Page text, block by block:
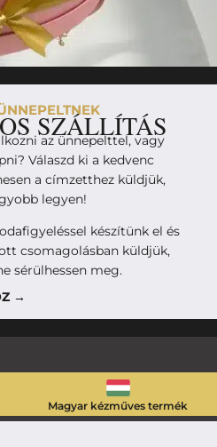
SZÁLLÍTÁS
az ünnepelttel, vagy
Válaszd ki a kedvenc
a címzetthez küldjük,
legyen!
készítünk el és
csomagolásban küldjük,
sérülhessen meg.
→
Magyar kézműves termék